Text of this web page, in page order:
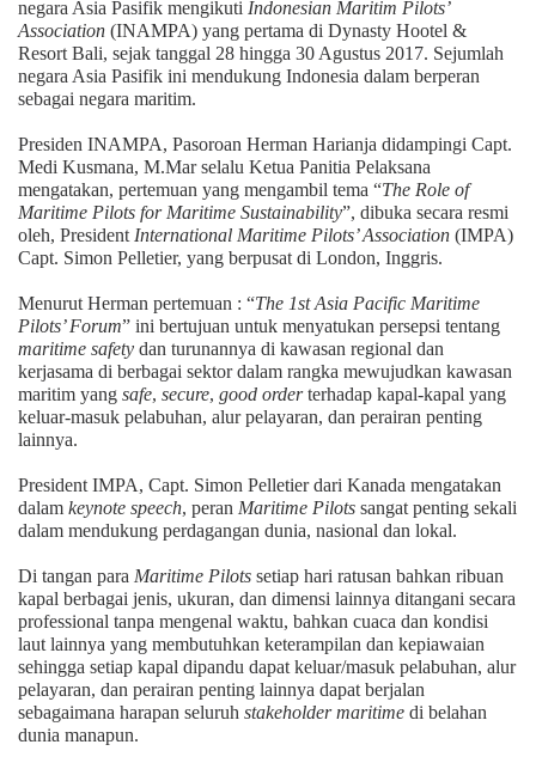
negara Asia Pasifik mengikuti Indonesian Maritim Pilots’
Association (INAMPA) yang pertama di Dynasty Hootel &
Resort Bali, sejak tanggal 28 hingga 30 Agustus 2017. Sejumlah
negara Asia Pasifik ini mendukung Indonesia dalam berperan
sebagai negara maritim.
Presiden INAMPA, Pasoroan Herman Harianja didampingi Capt.
Medi Kusmana, M.Mar selalu Ketua Panitia Pelaksana
mengatakan, pertemuan yang mengambil tema “The Role of
Maritime Pilots for Maritime Sustainability”, dibuka secara resmi
oleh, President International Maritime Pilots’ Association (IMPA)
Capt. Simon Pelletier, yang berpusat di London, Inggris.
Menurut Herman pertemuan : “The 1st Asia Pacific Maritime
Pilots’ Forum” ini bertujuan untuk menyatukan persepsi tentang
maritime safety dan turunannya di kawasan regional dan
kerjasama di berbagai sektor dalam rangka mewujudkan kawasan
maritim yang safe, secure, good orderterhadap kapal-kapal yang
keluar-masuk pelabuhan, alur pelayaran, dan perairan penting
lainnya.
President IMPA, Capt. Simon Pelletier dari Kanada mengatakan
dalam keynote speech, peran Maritime Pilots sangat penting sekali
dalam mendukung perdagangan dunia, nasional dan lokal.
Di tangan para Maritime Pilots setiap hari ratusan bahkan ribuan
kapal berbagai jenis, ukuran, dan dimensi lainnya ditangani secara
professional tanpa mengenal waktu, bahkan cuaca dan kondisi
laut lainnya yang membutuhkan keterampilan dan kepiawaian
sehingga setiap kapal dipandu dapat keluar/masuk pelabuhan, alur
pelayaran, dan perairan penting lainnya dapat berjalan
sebagaimana harapan seluruh stakeholder maritime di belahan
dunia manapun.